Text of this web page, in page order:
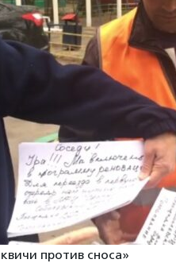
против сноса»